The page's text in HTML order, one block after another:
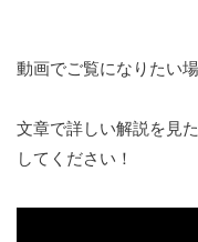
動画でご覧になりたい
文章で詳しい解説を見
してください！